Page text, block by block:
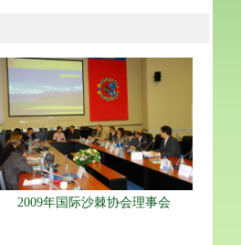
2009年国际沙棘协会理事会